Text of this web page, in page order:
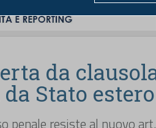
da
Stato estero
penale resiste al nuovo art.